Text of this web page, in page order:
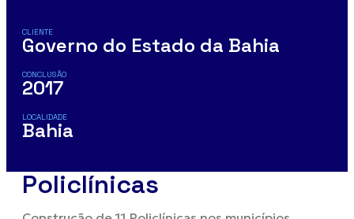
CLIENTE
Governo do Estado da Bahia
CONCLUSÃO
2017
LOCALIDADE
Bahia
Policlínicas